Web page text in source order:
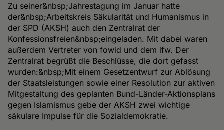
Zu seiner&nbsp;Jahrestagung im Januar hatte
der&nbsp;Arbeitskreis Säkularität und Humanismus in
der SPD (AKSH) auch den Zentralrat der
Konfessionsfreien&nbsp;eingeladen. Mit dabei waren
außerdem Vertreter von fowid und dem ifw. Der
Zentralrat begrüßt die Beschlüsse, die dort gefasst
wurden:&nbsp;Mit einem Gesetzentwurf zur Ablösung
der Staatsleistungen sowie einer Resolution zur aktiven
Mitgestaltung des geplanten Bund-Länder-Aktionsplans
gegen Islamismus gebe der AKSH zwei wichtige
säkulare Impulse für die Sozialdemokratie.